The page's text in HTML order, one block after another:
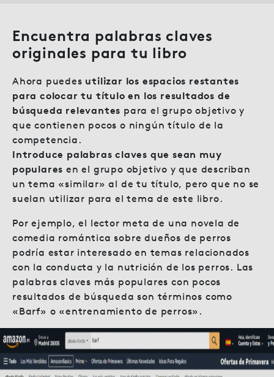
Encuentra palabras claves
originales para tu libro
Ahora puedes utilizar los espacios restantes
para colocar tu título en los resultados de
búsqueda relevantes para el grupo objetivo y
que contienen pocos o ningún título de la
competencia.
Introduce palabras claves que sean muy
populares en el grupo objetivo y que describan
un tema «similar» al de tu título, pero que no se
suelan utilizar para el tema de este libro.
Por ejemplo, el lector meta de una novela de
comedia romántica sobre dueños de perros
podría estar interesado en temas relacionados
con la conducta y la nutrición de los perros. Las
palabras claves más populares con pocos
resultados de búsqueda son términos como
«Barf» o «entrenamiento de perros».